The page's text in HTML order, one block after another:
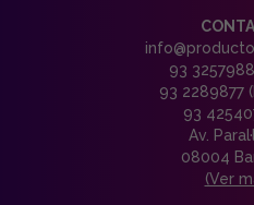
93
93 2289877
93
Av.
08004
(Ver